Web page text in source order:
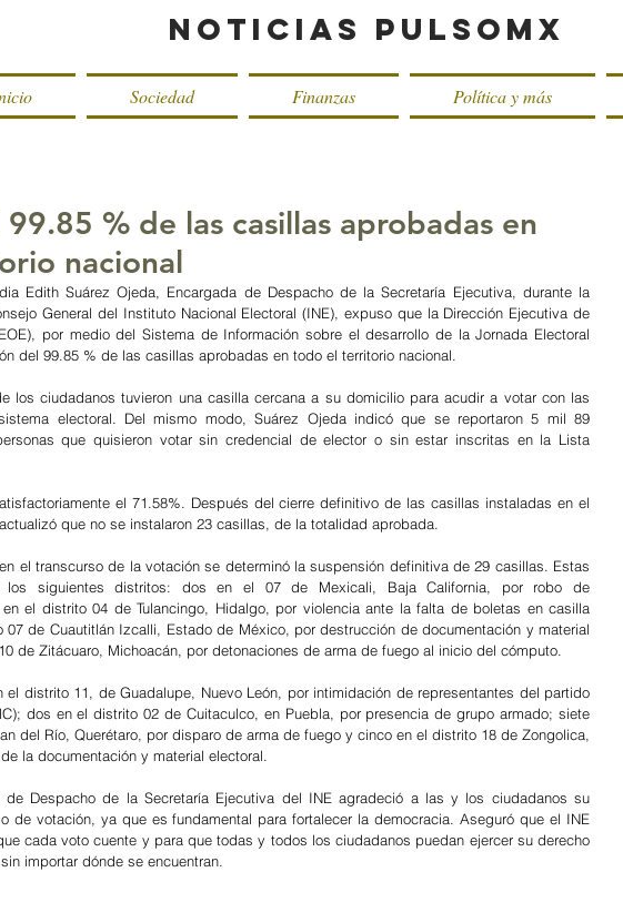
Noticias PulsoMX
Sociedad Finanzas Política y más
% de las casillas aprobadas en
nacional
Edith Suárez Ojeda, Encargada de Despacho de la Secretaría Ejecutiva, durante la
General del Instituto Nacional Electoral (INE), expuso que la Dirección Ejecutiva de
por medio del Sistema de Información sobre el desarrollo de la Jornada Electoral
del 99.85 % de las casillas aprobadas en todo el territorio nacional.
los ciudadanos tuvieron una casilla cercana a su domicilio para acudir a votar con las
electoral. Del mismo modo, Suárez Ojeda indicó que se reportaron 5 mil 89
que quisieron votar sin credencial de elector o sin estar inscritas en la Lista
el 71.58%. Después del cierre definitivo de las casillas instaladas en el
que no se instalaron 23 casillas, de la totalidad aprobada.
el transcurso de la votación se determinó la suspensión definitiva de 29 casillas. Estas
los siguientes distritos: dos en el 07 de Mexicali, Baja California, por robo de
el distrito 04 de Tulancingo, Hidalgo, por violencia ante la falta de boletas en casilla
de Cuautitlán Izcalli, Estado de México, por destrucción de documentación y material
de Zitácuaro, Michoacán, por detonaciones de arma de fuego al inicio del cómputo.
el distrito 11, de Guadalupe, Nuevo León, por intimidación de representantes del partido
dos en el distrito 02 de Cuitaculco, en Puebla, por presencia de grupo armado; siete
del Río, Querétaro, por disparo de arma de fuego y cinco en el distrito 18 de Zongolica,
la documentación y material electoral.
de Despacho de la Secretaría Ejecutiva del INE agradeció a las y los ciudadanos su
de votación, ya que es fundamental para fortalecer la democracia. Aseguró que el INE
cada voto cuente y para que todas y todos los ciudadanos puedan ejercer su derecho
importar dónde se encuentran.